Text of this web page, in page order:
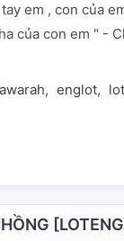
em , con của
của con em " -
englot